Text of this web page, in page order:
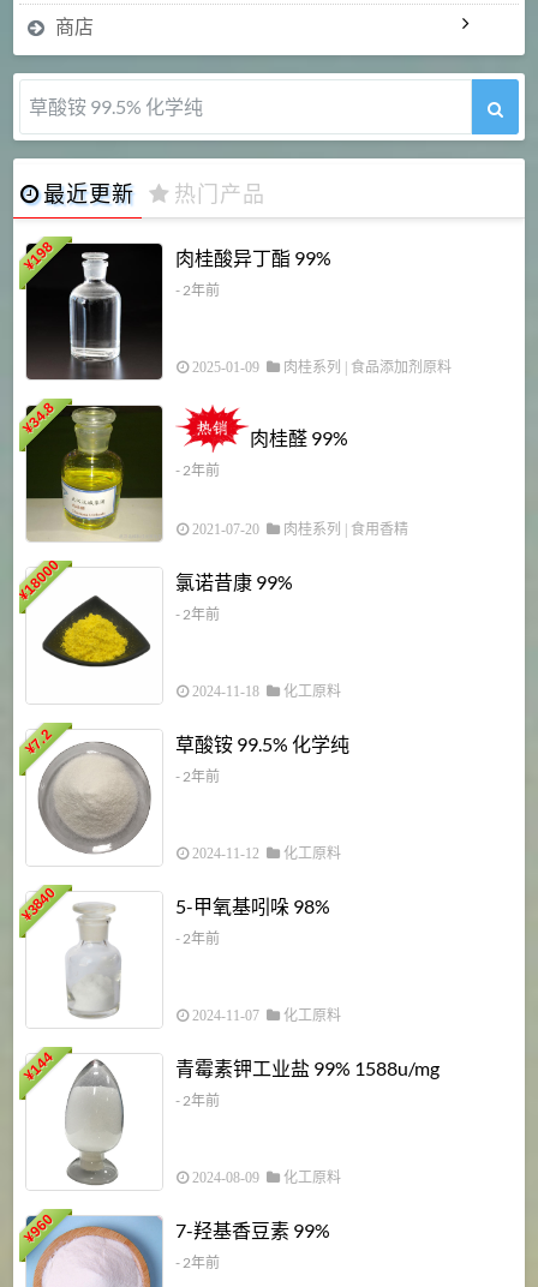
商店
草酸铵 99.5% 化学纯
最近更新 热门产品
¥
198 肉桂酸异丁酯 99%
- 2年前
2025-01-09 肉桂系列 食品添加剂原料
¥
34.8
肉桂醛 99%
- 2年前
2021-07-20 肉桂系列 食用香精
¥
18000 氯诺昔康 99%
- 2年前
2024-11-18 化工原料
¥
7.2 草酸铵 99.5% 化学纯
- 2年前
2024-11-12 化工原料
¥
3840 5-甲氧基吲哚 98%
- 2年前
2024-11-07 化工原料
¥
144 青霉素钾工业盐 99% 1588u/mg
- 2年前
2024-08-09 化工原料
¥
960 7-羟基香豆素 99%
- 2年前